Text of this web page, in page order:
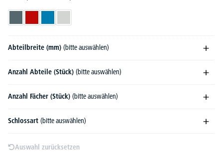
Abteilbreite (mm) (bitte auswählen)
Anzahl Abteile (Stück) (bitte auswählen)
Anzahl Fächer (Stück) (bitte auswählen)
Schlossart (bitte auswählen)
Auswahl zurücksetzen